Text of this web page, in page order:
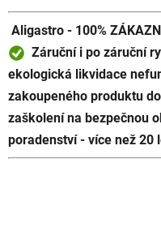
Aligastro - 100%
Záruční i po záruční
ekologická likvidace
zakoupeného produktu
zaškolení na bezpečnou
poradenství - více než 20